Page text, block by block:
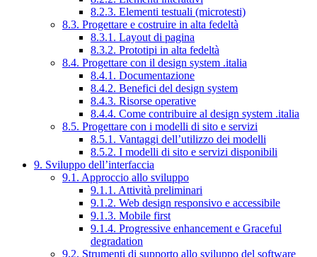
8.2.3. Elementi testuali (microtesti)
8.3. Progettare e costruire in alta fedeltà
8.3.1. Layout di pagina
8.3.2. Prototipi in alta fedeltà
8.4. Progettare con il design system .italia
8.4.1. Documentazione
8.4.2. Benefici del design system
8.4.3. Risorse operative
8.4.4. Come contribuire al design system .italia
8.5. Progettare con i modelli di sito e servizi
8.5.1. Vantaggi dell’utilizzo dei modelli
8.5.2. I modelli di sito e servizi disponibili
9. Sviluppo dell’interfaccia
9.1. Approccio allo sviluppo
9.1.1. Attività preliminari
9.1.2. Web design responsivo e accessibile
9.1.3. Mobile first
9.1.4. Progressive enhancement e Graceful
degradation
9.2. Strumenti di supporto allo sviluppo del software